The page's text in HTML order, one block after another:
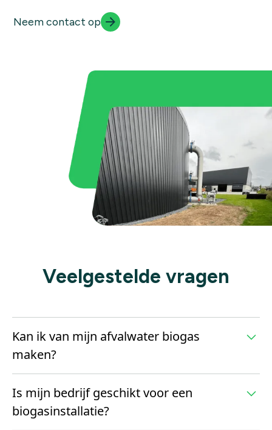
Neem contact op
Veelgestelde vragen
Kan ik van mijn afvalwater biogas
maken?
afbreekbare stoffen bevat zoals organisch materiaal
uit de voedingsindustrie of mest, kan het vergist
Is mijn bedrijf geschikt voor een
biogasinstallatie?